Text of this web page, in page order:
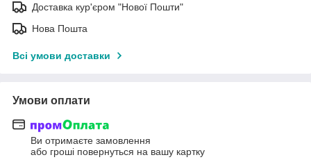
Доставка кур'єром "Нової Пошти"
Нова Пошта
Всі умови доставки
Умови оплати
Ви отримаєте замовлення
або гроші повернуться на вашу картку